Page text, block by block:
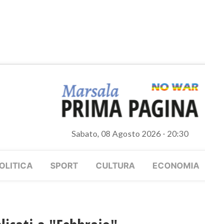
Sabato, 08 Agosto 2026 - 20:30
SPORT CULTURA ECONOMIA